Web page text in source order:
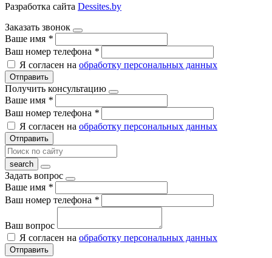
Разработка сайта Dessites.by
Заказать звонок
Ваше имя *
Ваш номер телефона *
Я согласен на обработку персональных данных
Отправить
Получить консультацию
Ваше имя *
Ваш номер телефона *
Я согласен на обработку персональных данных
Отправить
Задать вопрос
Ваше имя *
Ваш номер телефона *
Ваш вопрос
Я согласен на обработку персональных данных
Отправить